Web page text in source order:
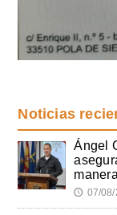
Noticias
Ángel
🕔 07/08/